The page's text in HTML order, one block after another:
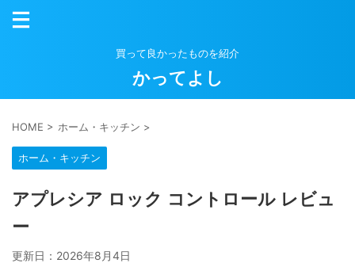
買って良かったものを紹介
かってよし
HOME > ホーム・キッチン >
ホーム・キッチン
アプレシア ロック コントロール レビュ
ー
更新日： 2026年8月4日